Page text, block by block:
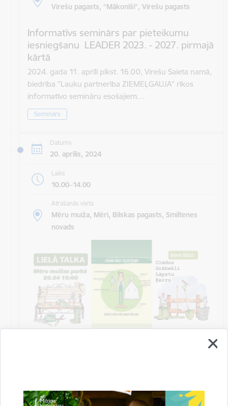
Virešu pagasts, “Mākonīši”, Virešu pagasts
Informatīvs seminārs par pieteikumu
iesniegšanu LEADER 2023. - 2027. pirmajā
kārtā
2024. gada 11. aprīlī plkst. 16.00, Virešu Saieta namā,
biedrība "Lauku partnerība ZIEMEĻGAUJA" rīkos
informatīvo semināru esošajiem…
Seminārs
Datums
20. aprīlis, 2024
Laiks
10.00–14.00
Atrašanās vieta
Mēru muiža, Mēri, Bilskas pagasts, Smiltenes
novads
parkā sestdien, 2024. gada 20…